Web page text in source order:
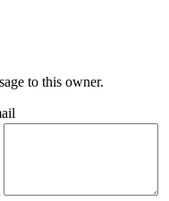
to this owner.